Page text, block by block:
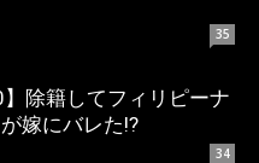
35
】除籍してフィリピーナ
嫁にバレた!?
34